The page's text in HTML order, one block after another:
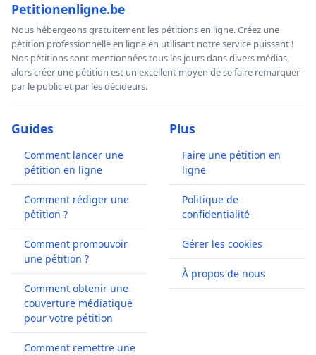
Petitionenligne.be
Nous hébergeons gratuitement les pétitions en ligne. Créez une
pétition professionnelle en ligne en utilisant notre service puissant !
Nos pétitions sont mentionnées tous les jours dans divers médias,
alors créer une pétition est un excellent moyen de se faire remarquer
par le public et par les décideurs.
Guides
Comment lancer une
pétition en ligne
Comment rédiger une
pétition ?
Comment promouvoir
une pétition ?
Comment obtenir une
couverture médiatique
pour votre pétition
Comment remettre une
Plus
Faire une pétition en
ligne
Politique de
confidentialité
Gérer les cookies
À propos de nous